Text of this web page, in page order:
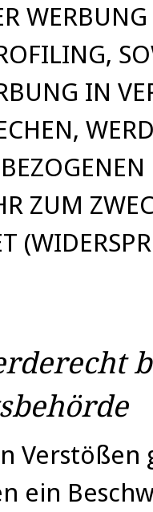
IN
ZUM
Verstößen
ein